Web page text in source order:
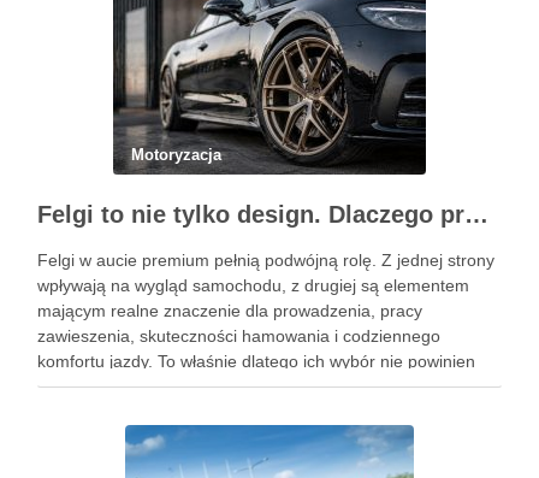
Motoryzacja
Felgi to nie tylko design. Dlaczego profesjonalny dobór jest ważniejszy niż niska cena na aukcji?
Felgi w aucie premium pełnią podwójną rolę. Z jednej strony
wpływają na wygląd samochodu, z drugiej są elementem
mającym realne znaczenie dla prowadzenia, pracy
zawieszenia, skuteczności hamowania i codziennego
komfortu jazdy. To właśnie dlatego ich wybór nie powinien
sprowadzać się wyłącznie do wzoru, koloru albo okazji